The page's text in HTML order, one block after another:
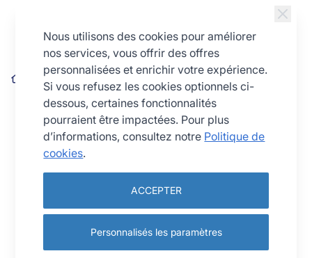
Dénoyauteur de cerises, olives - Modèle déposé
Nous utilisons des cookies pour améliorer
nos services, vous offrir des offres
personnalisées et enrichir votre expérience.
Si vous refusez les cookies optionnels ci-
dessous, certaines fonctionnalités
pourraient être impactées. Pour plus
d’informations, consultez notre Politique de
cookies.
ACCEPTER
Personnalisés les paramètres